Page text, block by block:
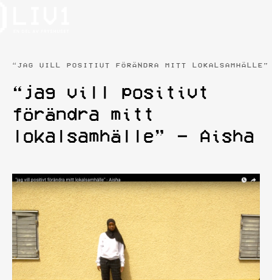
“JAG VILL POSITIVT FÖRÄNDRA MITT
“jag vill positivt
förändra mitt
lokalsamhälle” – Aisha